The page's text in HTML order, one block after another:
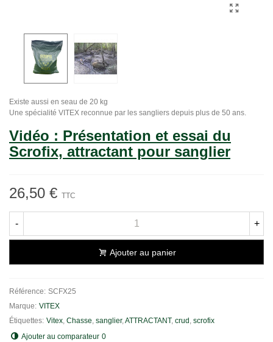
Existe aussi en seau de 20 kg
Une spécialité VITEX reconnue par les sangliers depuis plus de 50 ans.
Vidéo : Présentation et essai du
Scrofix, attractant pour sanglier
26,50 € TTC
- +
Ajouter au panier
Référence: SCFX25
Marque: VITEX
Étiquettes: Vitex, Chasse, sanglier,ATTRACTANT, crud , scrofix
Ajouter au comparateur 0